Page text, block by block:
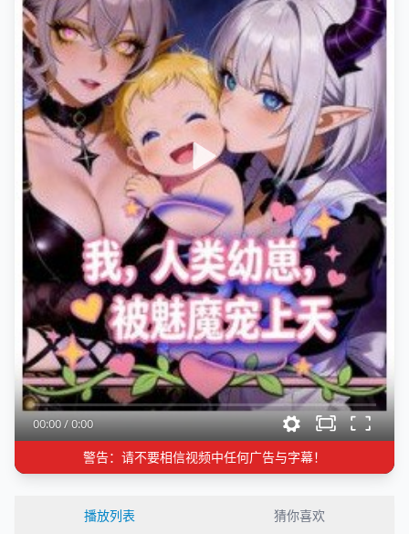
00:00/0:00
警告：请不要相信视频中任何广告与字幕！
播放列表 猜你喜欢